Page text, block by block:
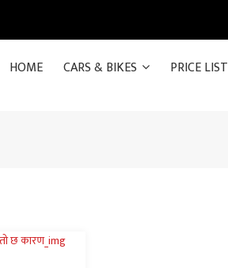
HOME CARS & BIKES PRICE LIST